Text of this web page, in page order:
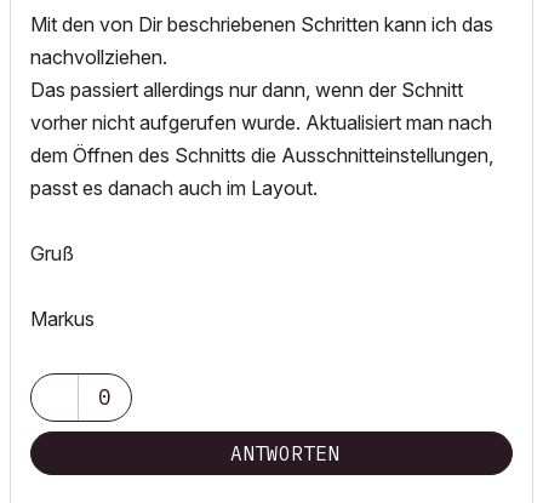
Mit den von Dir beschriebenen Schritten kann ich das
nachvollziehen.
Das passiert allerdings nur dann, wenn der Schnitt
vorher nicht aufgerufen wurde. Aktualisiert man nach
dem Öffnen des Schnitts die Ausschnitteinstellungen,
passt es danach auch im Layout.
Gruß
Markus
0
ANTWORTEN